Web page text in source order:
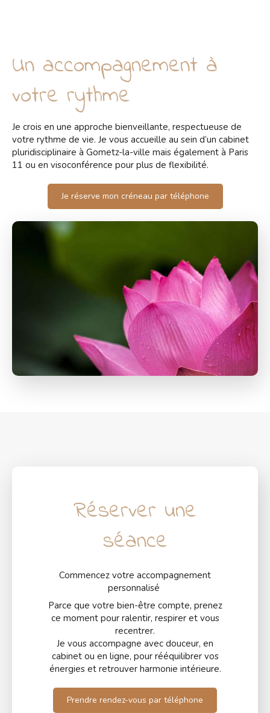
Un accompagnement à
votre rythme
Je crois en une approche bienveillante, respectueuse de
votre rythme de vie. Je vous accueille au sein d’un cabinet
pluridisciplinaire à Gometz-la-ville mais également à Paris
11 ou en visoconférence pour plus de flexibilité.
Je réserve mon créneau par téléphone
Réserver une
séance
Commencez votre accompagnement
personnalisé
Parce que votre bien-être compte, prenez
ce moment pour ralentir, respirer et vous
recentrer.
Je vous accompagne avec douceur, en
cabinet ou en ligne, pour rééquilibrer vos
énergies et retrouver harmonie intérieure.
Prendre rendez-vous par téléphone